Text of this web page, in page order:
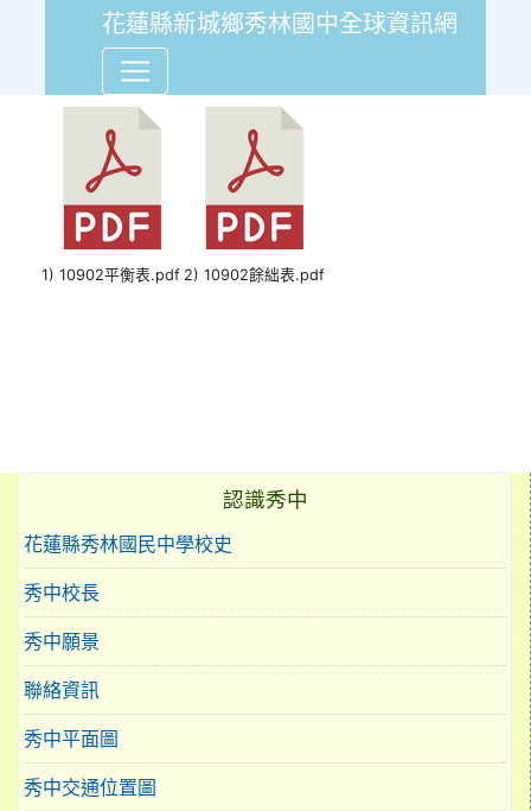
花蓮縣新城鄉秀林國中全球資訊網
109年2月份會計報告平衡表
1) 10902平衡表.pdf 2) 10902餘絀表.pdf
認識秀中
花蓮縣秀林國民中學校史
秀中校長
秀中願景
聯絡資訊
秀中平面圖
秀中交通位置圖